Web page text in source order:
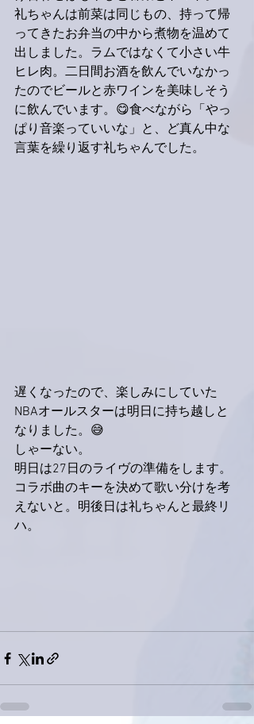
礼ちゃんは前菜は同じもの、持って帰
ってきたお弁当の中から煮物を温めて
出しました。ラムではなくて小さい牛
ヒレ肉。二日間お酒を飲んでいなかっ
たのでビールと赤ワインを美味しそう
に飲んでいます。😋食べながら「やっ
ぱり音楽っていいな」と、ど真ん中な
言葉を繰り返す礼ちゃんでした。
遅くなったので、楽しみにしていた
NBAオールスターは明日に持ち越しと
なりました。😅
しゃーない。
明日は27日のライヴの準備をします。
コラボ曲のキーを決めて歌い分けを考
えないと。明後日は礼ちゃんと最終リ
ハ。